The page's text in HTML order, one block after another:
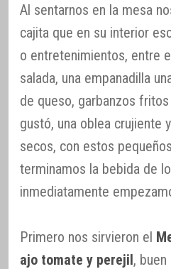
Al sentarnos en la mesa
cajita que en su interior
o entretenimientos, entre
salada, una empanadilla
de queso, garbanzos
gustó, una oblea crujiente
secos, con estos
terminamos la bebida de
inmediatamente
Primero nos sirvieron el
ajo tomate y perejil,